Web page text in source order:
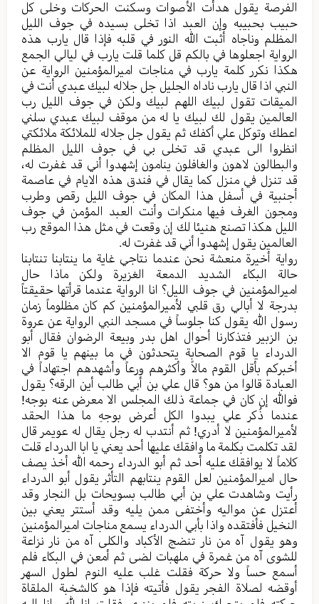
الفرصة یقول هدأت الأصوات وسکنت الحرکات وخلی کل
حبیب بحبیبه وإن العبد اذا تخلی بسیده في جوف اللیل
المظلم وناجاه أثبت الله النور في قلبه فإذا قال یارب هذه
الروایة اجعلوها في بالکم قل کلما قلت یارب في ليالي الجمع
هکذا نکرر کلمة یارب في مناجات امیرالمؤمنین الروایة عن
النبي اذا قال یارب ناداه الجلیل جل جلاله لبیك عبدي أنت في
المیقات تقول لبیك اللهم لبیك ولکن في جوف اللیل رب
العالمین یقول لك لبيك يا له من موقف لبیك عبدي سلني
اعطك وتوکل علي أكفك ثم یقول جل جلاله للملائکة ملائكتي
انظروا الی عبدي قد تخلی بي في جوف اللیل المظلم
والبطالون لاهون والغافلون ینامون إشهدوا أني قد غفرت له،
قد تنزل في منزل کما یقال في فندق هذه الایام في عاصمة
أجنبیة في أسفل هذا المکان في جوف اللیل رقص وطرب
ومجون الغرف فیها منکرات وأنت العبد المؤمن في جوف
اللیل هکذا تصنع هنیئا لك إن وقعت في مثل هذا الموقع رب
العالمین یقول إشهدوا أني قد غفرت له.
روایة أخيرة منعشة نحن عندما نتاجي غایة ما ینتابنا تنتابنا
حالة البکاء الشدید الدمعة الغزیرة ولکن ماذا حال
امیرالمؤمنین في جوف اللیل؟ انا الروایة عندما قرأتها حقیقتاً
بدرجة لا أبالي رق قلبي لأميرالمؤمنين کم کان مظلوماً زمان
رسول الله یقول کنا جلوساً في مسجد النبي الروایة عن عروة
بن الزبیر فتذکارنا أحوال اهل بدر وبیعة الرضوان فقال أبو
الدرداء یا قوم الصحابة یتحدثون في ما بینهم یا قوم الا
أخبرکم بأقل القوم مالاً وأکثرهم ورعاً وأشهدهم اجتهاداً في
العبادة قالوا من هو؟ قال علي بن أبي طالب أين الرقه؟ یقول
فوالله إن کان في جماعة ذلك المجلس الا معرض عنه بوجه!
عندما ذُکر علي يبدوا الکل أعرض بوجهِ ما هذا الحقد
لأميرالمؤمنين لا أدري! ثم أنتدب له رجل یقال له عویمر قال
لقد تکلمت بکلمة ما وافقك علیها أحد یعني يا ابا الدرداء قلت
کلاماً لا یوافقك عليه أحد ثم أبو الدرداء رحمه الله أخذ یصف
حال امیرالمؤمنین لعل القوم ینتابهم التأثر یقول أبو الدرداء
رأيت وشاهدت علي بن أبي طالب بسویحات بل النجار وقد
أعتزل عن موالیه وأختفى ممن یلیه وقد أستتر يعني بین
النخیل فأفتقده واذا بأبي الدرداء یسمع مناجات امیرالمؤمنین
وهو یقول آه من نار تنضج الأکباد والکلی آه من نار نزاعة
للشوی آه من غمرة في ملهبات لضی ثم أمعن في البکاء فلم
أسمع حساً ولا حرکة فقلت غلب علیه النوم لطول السهر
أوقضه لصلاة الفجر یقول فأتيته فإذا هو کالشخبة الملقاة